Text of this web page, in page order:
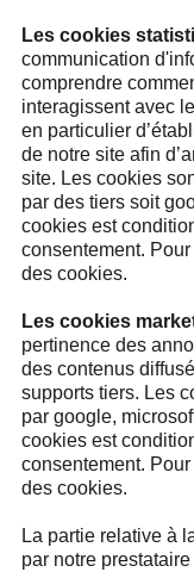
Les cookies
communication
comprendre
interagissent avec
en particulier
de notre site afin
site. Les cookies
par des tiers soit
cookies est
consentement.
des cookies.
Les cookies
pertinence des
des contenus
supports tiers. Les
par google,
cookies est
consentement.
des cookies.
La partie relative à
par notre